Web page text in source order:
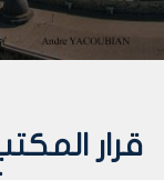
قرار